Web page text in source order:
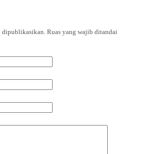
dipublikasikan. Ruas yang wajib ditandai